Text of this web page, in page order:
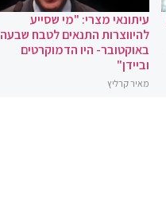
עיתונאי מצרי: "מי שסייע
להיווצרות התנאים לטבח שבעה
באוקטובר- היו הדמוקרטים
וביידן"
מאיר קרליץ